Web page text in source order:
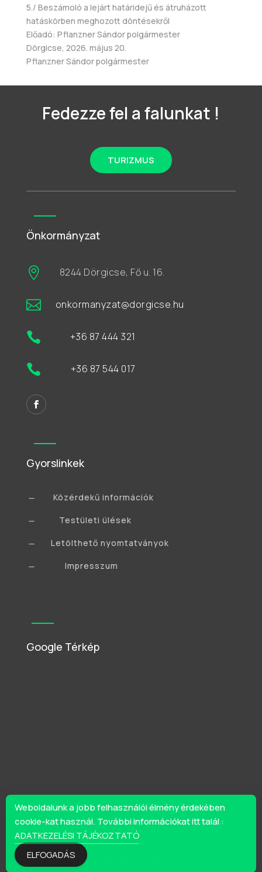
5./ Beszámoló a lejárt határidejű és átruházott
hatáskörben meghozott döntésekről
Előadó: Pflanzner Sándor polgármester
Dörgicse, 2026. május 20.
Pflanzner Sándor polgármester
Fedezze fel a falunkat !
TURIZMUS
Önkormányzat
 8244 Dörgicse, Fő u. 16.
 onkormanyzat@dorgicse.hu
 +36 87 444 321
 +36 87 544 017
Gyorslinkek
K Közérdekű információk
K Testületi ülések
K Letölthető nyomtatványok
K Impresszum
Google Térkép
© 2024 MINDEN JOG FENNTARTVA
Weboldalunk a jobb felhasználói élmény érdekében
cookie-kat használ. További információkat itt talál :
ADATKEZELÉSI TÁJÉKOZTATÓ
ELFOGADÁS